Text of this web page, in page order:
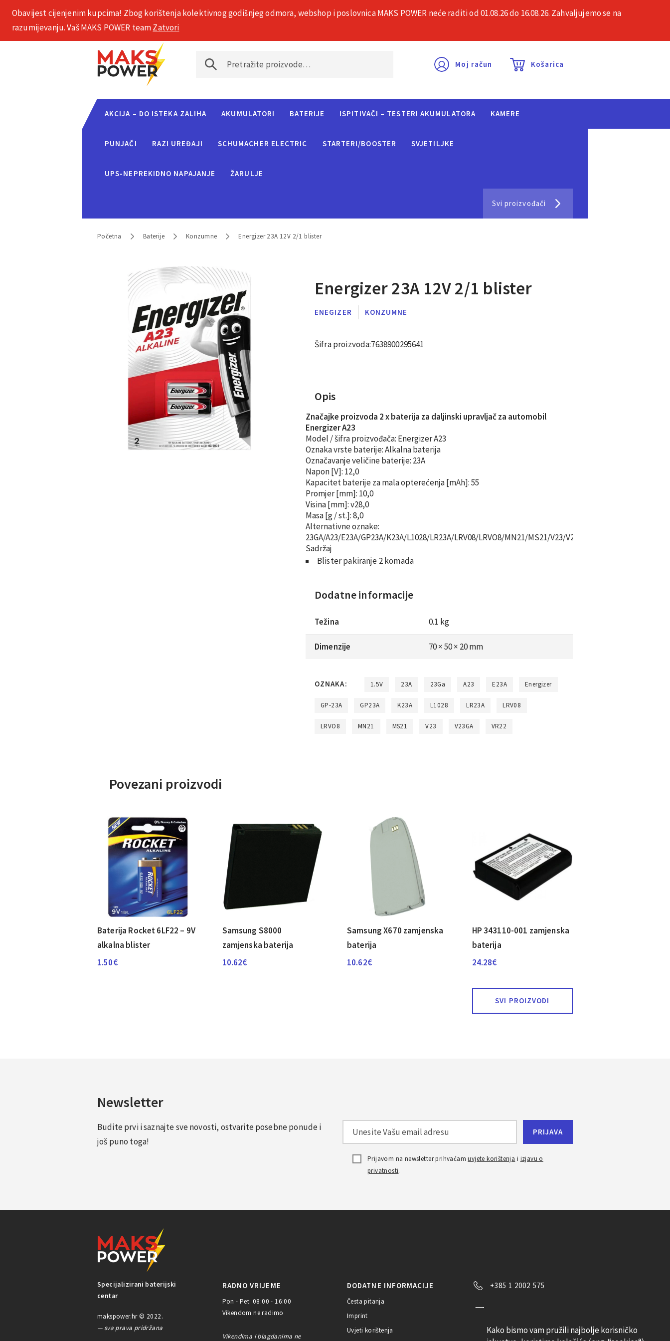
Kako bismo vam pružili najbolje korisničko
+385 1 2002 575 O nama Česta pitanja Kontakt
Moj račun Košarica
AKCIJA – DO ISTEKA ZALIHA AKUMULATORI BATERIJE ISPITIVAČI – TESTERI AKUMULATORA KAMERE
PUNJAČI RAZI UREĐAJI SCHUMACHER ELECTRIC STARTERI/BOOSTER SVJETILJKE
UPS-NEPREKIDNO NAPAJANJE ŽARULJE
Svi proizvođači
Početna Baterije Konzumne Energizer 23A 12V 2/1 blister
Energizer 23A 12V 2/1 blister
ENEGIZER KONZUMNE
Šifra proizvoda:7638900295641
Opis
Značajke proizvoda 2 x baterija za daljinski upravljač za automobil
Energizer A23
Model / šifra proizvođača: Energizer A23
Oznaka vrste baterije:Alkalna baterija
Označavanje veličine baterije: 23A
Napon[V]: 12,0
Kapacitet baterije za mala opterećenja[mAh]:55
Promjer[mm]: 10,0
Visina[mm]: v28,0
Masa[g / st.]:8,0
Alternativne oznake:
23GA/A23/E23A/GP23A/K23A/L1028/LR23A/LRV08/LRVO8/MN21/MS21/V23/V23GA/VR22
Sadržaj
Blister pakiranje 2 komada
Dodatne informacije
Težina 0.1 kg
Dimenzije 70 × 50 × 20 mm
OZNAKA: 1.5V 23A 23Ga A23 E23A Energizer
GP-23A GP23A K23A L1028 LR23A LRV08
LRVO8 MN21 MS21 V23 V23GA VR22
Povezani proizvodi
Baterija Rocket 6LF22 – 9V
alkalna blister
1.50€
Samsung S8000
zamjenska baterija
10.62€
Samsung X670 zamjenska
baterija
10.62€
HP 343110-001 zamjenska
baterija
24.28€
SVI PROIZVODI
Newsletter
Budite prvi i saznajte sve novosti, ostvarite posebne ponude i
još puno toga!
Prijavom na newsletter prihvaćamuvjete korištenja i izjavu o
privatnosti.
Specijalizirani baterijski
centar
makspower.hr © 2022.
— sva prava pridržana
RADNO VRIJEME
Pon - Pet: 08:00 - 16:00
Vikendom ne radimo
Vikendima i blagdanima ne
DODATNE INFORMACIJE
Česta pitanja
Imprint
Uvjeti korištenja
+385 1 2002 575
Pratite nas
Obavijest cijenjenim kupcima! Zbog korištenja kolektivnog godišnjeg odmora, webshop i poslovnica MAKS POWER neće raditi od 01.08.26 do 16.08.26. Zahvaljujemo se na
razumijevanju. Vaš MAKS POWER teamZatvori